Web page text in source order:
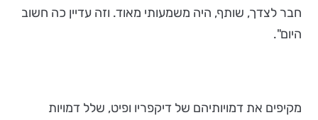
חבר לצדך, שותף, היה משמעותי מאוד. וזה עדיין כה חשוב
היום".
מקיפים את דמויותיהם של דיקפריו ופיט, שלל דמויות